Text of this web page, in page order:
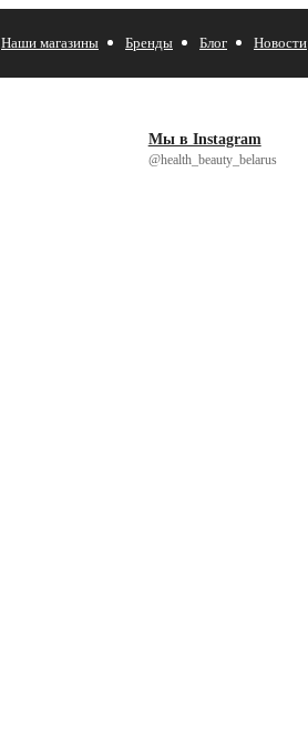
Наши магазины Бренды Блог Новости
Мы в Instagram
@health_beauty_belarus